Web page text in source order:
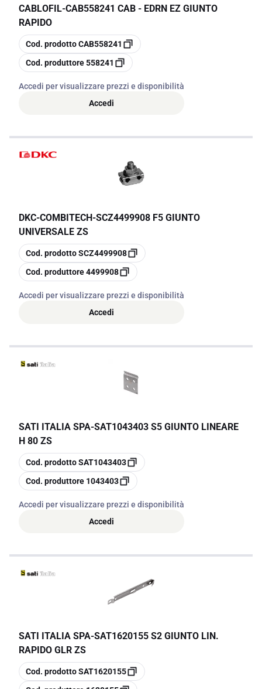
CABLOFIL-CAB558241 CAB - EDRN EZ GIUNTO
RAPIDO
copia
Cod. prodottoCAB558241
copia
Cod. produttore558241
Accedi per visualizzare prezzi e disponibilità
Accedi
DKC-COMBITECH-SCZ4499908 F5 GIUNTO
UNIVERSALE ZS
copia
Cod. prodottoSCZ4499908
copia
Cod. produttore4499908
Accedi per visualizzare prezzi e disponibilità
Accedi
SATI ITALIA SPA-SAT1043403 S5 GIUNTO LINEARE
H 80 ZS
copia
Cod. prodottoSAT1043403
copia
Cod. produttore 1043403
Accedi per visualizzare prezzi e disponibilità
Accedi
SATI ITALIA SPA-SAT1620155 S2 GIUNTO LIN.
RAPIDO GLR ZS
copia
Cod. prodottoSAT1620155
copia